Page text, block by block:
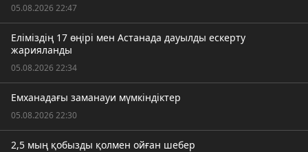
05.08.2026 22:47
Еліміздің 17 өңірі мен Астанада дауылды ескерту
жарияланды
05.08.2026 22:34
Емханадағы заманауи мүмкіндіктер
05.08.2026 22:30
2,5 мың қобызды қолмен ойған шебер